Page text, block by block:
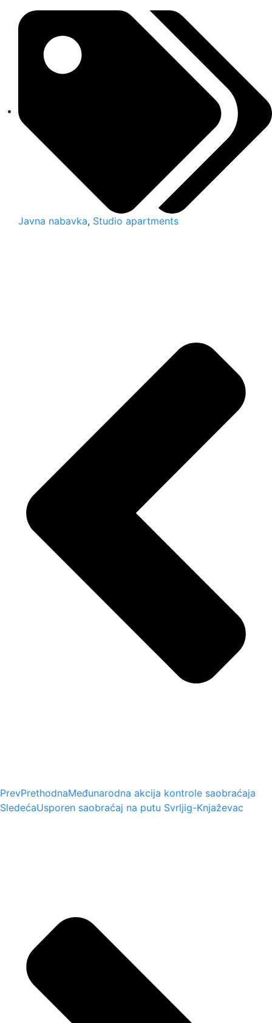
Javna nabavka, Studio apartments
PrevPrethodnaMeđunarodna akcija kontrole saobraćaja
SledećaUsporen saobraćaj na putu Svrljig-Knjaževac